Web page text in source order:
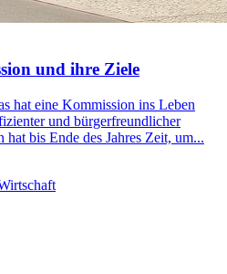
und ihre Ziele
hat eine Kommission ins Leben
und bürgerfreundlicher
bis Ende des Jahres Zeit, um...